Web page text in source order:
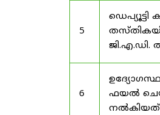
5
ജി.എ.ഡി.
6
ഫയൽ
നൽകിയത്